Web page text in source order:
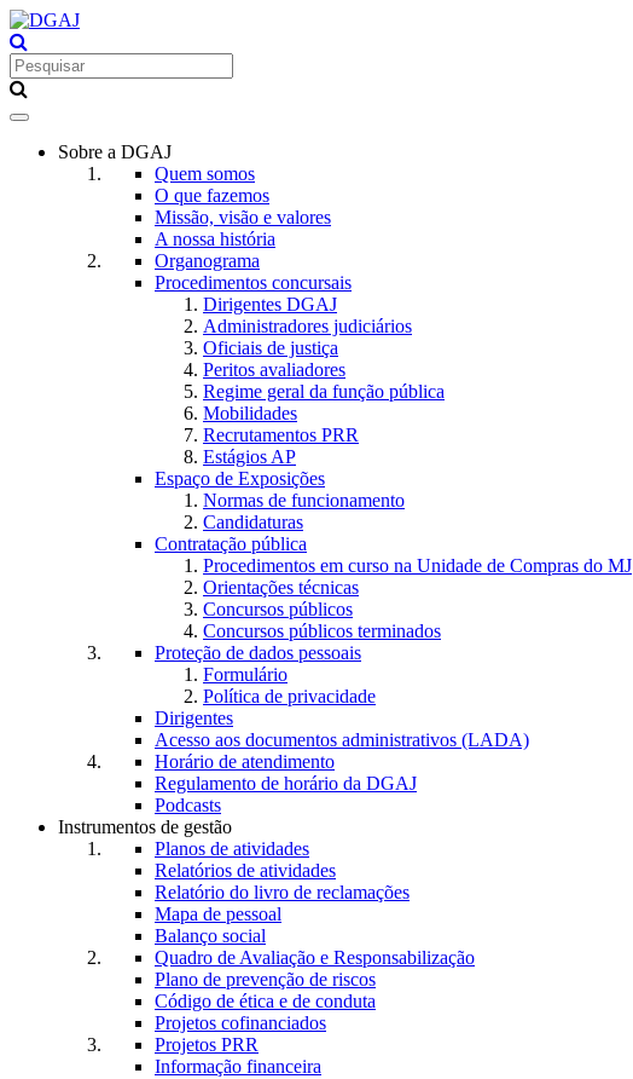
Toggle
navigationSobre a DGAJ
Quem somos
O que fazemos
Missão, visão e valores
A nossa história
Organograma
Procedimentos concursais
Dirigentes DGAJ
Administradores judiciários
Oficiais de justiça
Peritos avaliadores
Regime geral da função pública
Mobilidades
Recrutamentos PRR
Estágios AP
Espaço de Exposições
Normas de funcionamento
Candidaturas
Contratação pública
Procedimentos em curso na Unidade de Compras do MJ
Orientações técnicas
Concursos públicos
Concursos públicos terminados
Proteção de dados pessoais
Formulário
Política de privacidade
Dirigentes
Acesso aos documentos administrativos (LADA)
Horário de atendimento
Regulamento de horário da DGAJ
Podcasts
Instrumentos de gestão
Planos de atividades
Relatórios de atividades
Relatório do livro de reclamações
Mapa de pessoal
Balanço social
Quadro de Avaliação e Responsabilização
Plano de prevenção de riscos
Código de ética e de conduta
Projetos cofinanciados
Projetos PRR
Informação financeira